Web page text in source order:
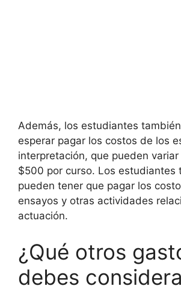
Además, los estudiantes
esperar pagar los costos de los
interpretación, que pueden
$500 por curso. Los estudiantes
pueden tener que pagar los
ensayos y otras actividades
actuación.
¿Qué otros
debes